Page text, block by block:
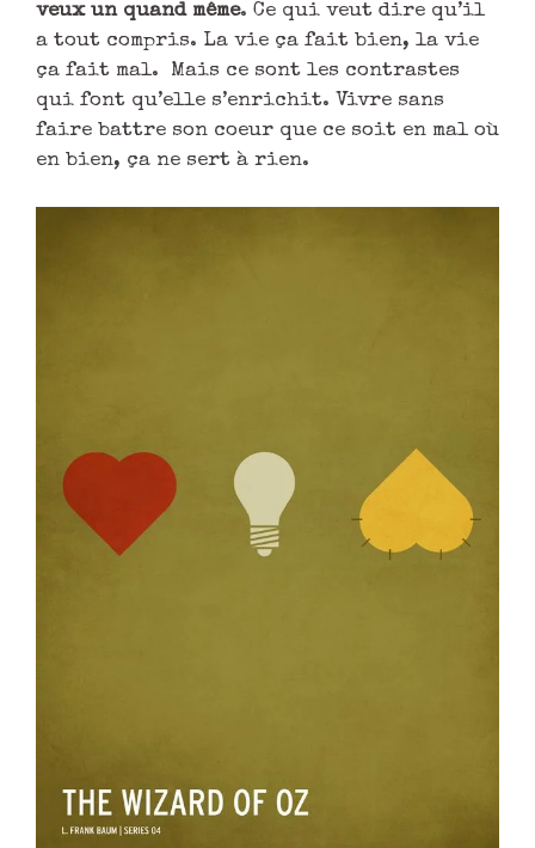
veux un quand même. Ce qui veut dire qu’il
a tout compris. La vie ça fait bien, la vie
ça fait mal. Mais ce sont les contrastes
qui font qu’elle s’enrichit. Vivre sans
faire battre son coeur que ce soit en mal où
en bien, ça ne sert à rien.